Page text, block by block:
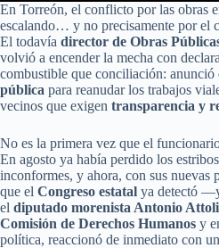
En Torreón, el conflicto por las obras
escalando… y no precisamente por el
El todavía director de Obras
volvió a encender la mecha con
combustible que conciliación: anunció
pública para reanudar los trabajos
vecinos que exigen transparencia y
No es la primera vez que el
En agosto ya había perdido los
inconformes, y ahora, con sus nuevas
que el Congreso estatal ya detectó
el diputado morenista Antonio
Comisión de Derechos Humanos y
política, reaccionó de inmediato con